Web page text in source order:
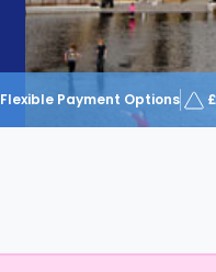
Flexible Payment Options